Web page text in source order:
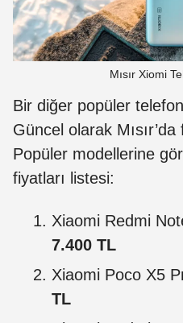
Mısır Xiomi
Bir diğer popüler
Güncel olarak
Popüler modellerine
fiyatları listesi:
Xiaomi Redmi
7.400 TL
Xiaomi Poco X5
TL